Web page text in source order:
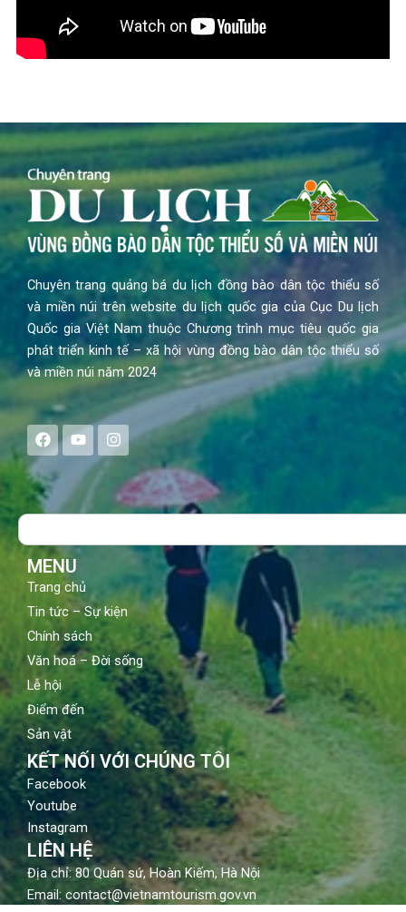
Chuyên trang quảng bá du lịch đồng bào dân tộc thiểu số
và miền núi trên website du lịch quốc gia của Cục Du lịch
Quốc gia Việt Nam thuộc Chương trình mục tiêu quốc gia
phát triển kinh tế – xã hội vùng đồng bào dân tộc thiểu số
và miền núi năm 2024
F
a
c
e
b
o
Y
o
u
t
u
b
I
n
s
a
g
Search
MENU
Trang chủ
Tin tức – Sự kiện
Chính sách
Văn hoá – Đời sống
Lễ hội
Điểm đến
Sản vật
KẾT NỐI VỚI CHÚNG TÔI
Facebook
Youtube
Instagram
LIÊN HỆ
Địa chỉ: 80 Quán sứ, Hoàn Kiếm, Hà Nội
Email: contact@vietnamtourism.gov.vn